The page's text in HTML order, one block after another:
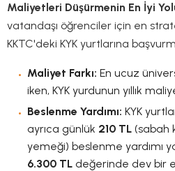
Maliyetleri Düşürmenin En İyi
vatandaşı öğrenciler için en
KKTC'deki KYK yurtlarına
Maliyet Farkı: En ucuz
iken, KYK yurdunun yıllık
Beslenme Yardımı: KYK
ayrıca günlük 210 TL(sabah
yemeği) beslenme yardımı
6.300 TLdeğerinde dev bir